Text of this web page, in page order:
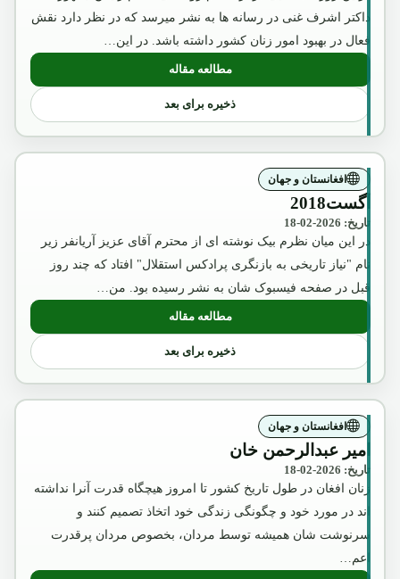
داکتر اشرف غنی در رسانه ها به نشر میرسد که در نظر دارد نقش
فعال در بهبود امور زنان کشور داشته باشد. در این…
مطالعه مقاله: عکس تقلبی و تبلیغاتی ملکه ثریا که
ذخیره برای بعد
افغانستان و جهان
آگست2018
تاریخ: 2026-02-18
در این میان نظرم بیک نوشته ای از محترم آقای عزیز آریانفر زیر
نام "نیاز تاریخی به بازنگری پرادکس استقلال" افتاد که چند روز
قبل در صفحه فیسبوک شان به نشر رسیده بود. من…
مطالعه مقاله
: آگست2018
ذخیره برای بعد
افغانستان و جهان
امیر عبدالرحمن خان
تاریخ: 2026-02-18
زنان افغان در طول تاریخ کشور تا امروز هیچگاه قدرت آنرا نداشته
اند در مورد خود و چگونگی زندگی خود اتخاذ تصمیم کنند و
سرنوشت شان همیشه توسط مردان، بخصوص مردان پرقدرت
اعم…